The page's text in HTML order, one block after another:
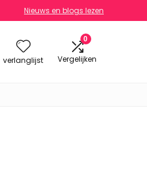
Nieuws en blogs lezen
verlanglijst
0
Vergelijken